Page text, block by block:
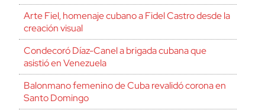
Arte Fiel, homenaje cubano a Fidel Castro desde la
creación visual
Condecoró Díaz-Canel a brigada cubana que
asistió en Venezuela
Balonmano femenino de Cuba revalidó corona en
Santo Domingo